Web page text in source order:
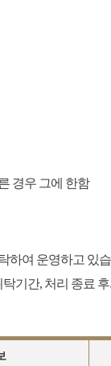
경우 그에 한함
하여 운영하고 있
기간, 처리 종료